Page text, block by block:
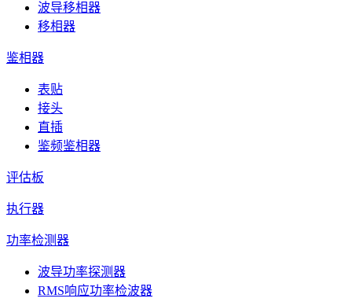
波导移相器
移相器
鉴相器
表贴
接头
直插
鉴频鉴相器
评估板
执行器
功率检测器
波导功率探测器
RMS响应功率检波器